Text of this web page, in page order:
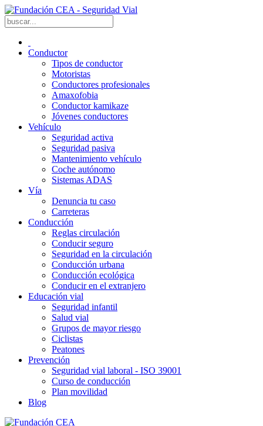
Conductor
Tipos de conductor
Motoristas
Conductores profesionales
Amaxofobia
Conductor kamikaze
Jóvenes conductores
Vehículo
Seguridad activa
Seguridad pasiva
Mantenimiento vehículo
Coche autónomo
Sistemas ADAS
Vía
Denuncia tu caso
Carreteras
Conducción
Reglas circulación
Conducir seguro
Seguridad en la circulación
Conducción urbana
Conducción ecológica
Conducir en el extranjero
Educación vial
Seguridad infantil
Salud vial
Grupos de mayor riesgo
Ciclistas
Peatones
Prevención
Seguridad vial laboral - ISO 39001
Curso de conducción
Plan movilidad
Blog